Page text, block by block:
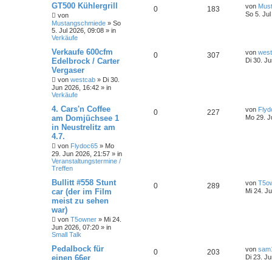
GT500 Kühlergrill
von
Mustangschmiede » So
5. Jul 2026, 09:08 » in
Verkäufe
0 183 von
So 5.
Verkaufe 600cfm
Edelbrock / Carter
Vergaser
von westcab » Di 30.
Jun 2026, 16:42 » in
Verkäufe
0 307 von
Di 30.
4. Cars'n Coffee
am Domjüchsee 1
in Neustrelitz am
4.7.
von Flydoc65 » Mo
29. Jun 2026, 21:57 » in
Veranstaltungstermine /
Treffen
0 227 von
Mo 29.
Bullitt #558 Stunt
car (der im Film
meist zu sehen
war)
von T5owner » Mi 24.
Jun 2026, 07:20 » in
Small Talk
0 289 von
Mi 24.
Pedalbock für
einen 66er
0 203 von
Di 23.